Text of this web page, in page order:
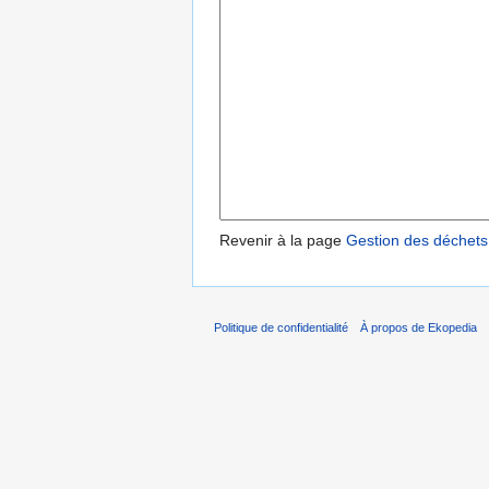
Revenir à la page Gestion des déchets
Politique de confidentialité À propos de Ekopedia